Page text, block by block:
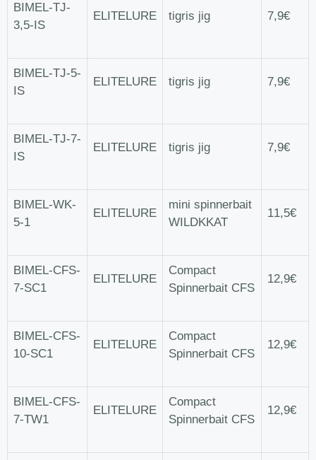
BIMEL-TJ-
3,5-IS
ELITELURE tigris jig 7,9€
BIMEL-TJ-5-
IS
ELITELURE tigris jig 7,9€
BIMEL-TJ-7-
IS
ELITELURE tigris jig 7,9€
BIMEL-WK-
5-1
ELITELURE
mini spinnerbait
WILDKKAT
11,5€
BIMEL-CFS-
7-SC1
ELITELURE
Compact
Spinnerbait CFS
12,9€
BIMEL-CFS-
10-SC1
ELITELURE
Compact
Spinnerbait CFS
12,9€
BIMEL-CFS-
7-TW1
ELITELURE
Compact
Spinnerbait CFS
12,9€